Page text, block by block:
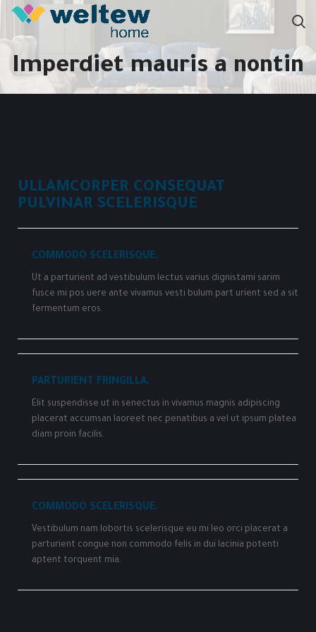
Imperdiet mauris a nontin
ULLAMCORPER CONSEQUAT
PULVINAR SCELERISQUE
COMMODO SCELERISQUE.
Ut a parturient ad vestibulum lectus varius dignistami sarim
fusce mi pos uere ante vivamus vesti bulum part urient sed a sit
fermentum eros.
PARTURIENT FRINGILLA.
Elit suspendisse ut in senectus in vivamus magnis adipiscing
placerat accumsan laoreet nec penatibus a vel ut ipsum platea
diam proin facilis.
COMMODO SCELERISQUE.
Vestibulum nam lobortis scelerisque eu mi leo orci placerat a
parturient congue non commodo felis in dui lacinia potenti
aptent torquent mia.